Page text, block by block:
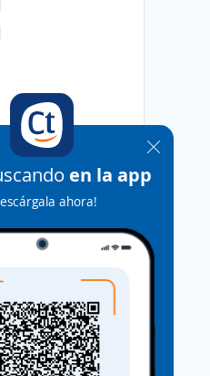
en la app
ahora!